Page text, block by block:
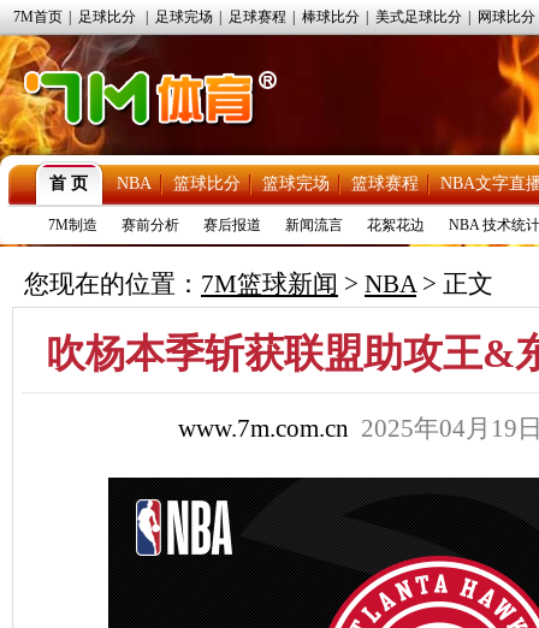
7M首页 足球比分 足球完场 足球赛程 棒球比分 美式足球比分 网球比分
首 页 NBA 篮球比分 篮球完场 篮球赛程 NBA文字直
7M制造 赛前分析 赛后报道 新闻流言 花絮花边 NBA 技术统计
您现在的位置： 7M篮球新闻 > NBA> 正文
吹杨本季斩获联盟助攻王&
www.7m.com.cn 2025年04月19